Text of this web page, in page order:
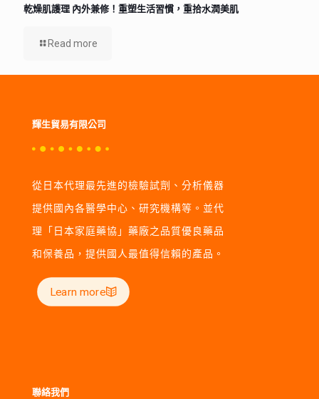
乾燥肌護理 內外兼修！重塑生活習慣，重拾水潤美肌
Read more
輝生貿易有限公司
從日本代理最先進的檢驗試劑、分析儀器
提供國內各醫學中心、研究機構等。並代
理「日本家庭藥協」藥廠之品質優良藥品
和保養品，提供國人最值得信賴的產品。
Learn more
聯絡我們